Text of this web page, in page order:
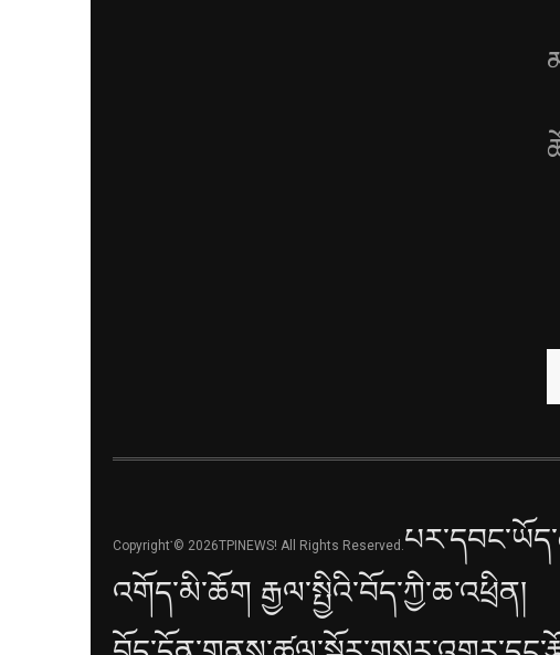
Copyright་© 2026TPINEWS! All Rights Reserved.
འགོད་མི་ཆོག རྒྱལ་སྤྱིའི་བོད་ཀྱི་ཆ་འཕྲིན།